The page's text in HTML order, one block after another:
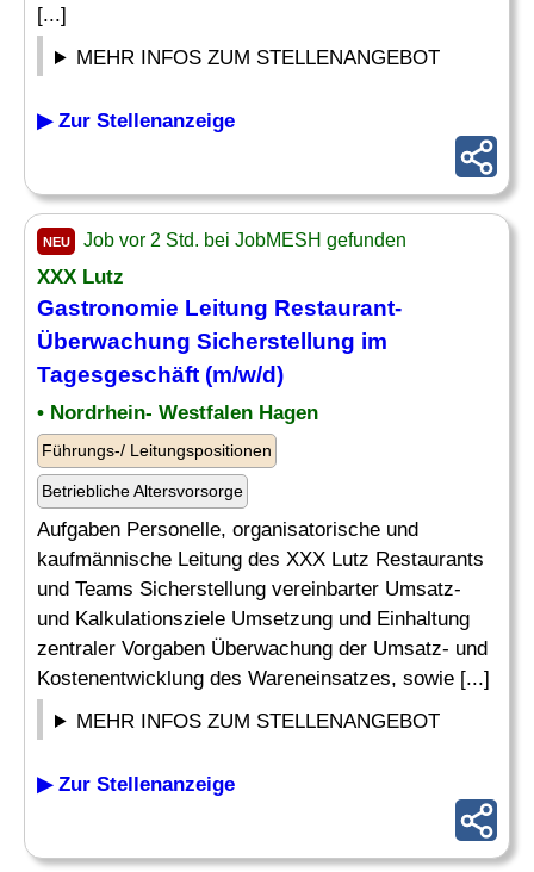
[...]
MEHR INFOS ZUM STELLENANGEBOT
▶ Zur Stellenanzeige
NEU Job vor 2 Std. bei JobMESH gefunden
XXX Lutz
Gastronomie Leitung Restaurant-
Überwachung Sicherstellung im
Tagesgeschäft (m/w/d)
• Nordrhein- Westfalen Hagen
Führungs-/ Leitungspositionen
Betriebliche Altersvorsorge
Aufgaben Personelle, organisatorische und
kaufmännische Leitung des XXX Lutz Restaurants
und Teams Sicherstellung vereinbarter Umsatz-
und Kalkulationsziele Umsetzung und Einhaltung
zentraler Vorgaben Überwachung der Umsatz- und
Kostenentwicklung des Wareneinsatzes, sowie [...]
MEHR INFOS ZUM STELLENANGEBOT
▶ Zur Stellenanzeige